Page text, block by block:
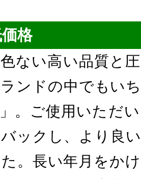
格
ない高い品質と
ンドの中でもい
。ご使用いただ
ックし、より良
。長い年月をか